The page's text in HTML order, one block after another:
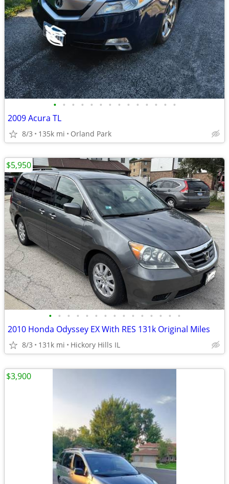
• • • • • • • • • • • • • •
2009 Acura TL
8/3 135k mi Orland Park
• • • • • • • • • • • • • • •
2010 Honda Odyssey EX With RES 131k Original Miles
8/3 131k mi Hickory Hills IL
$5,950
$3,900